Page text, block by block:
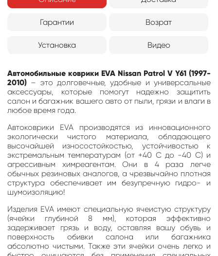
Гарантии Возрат
Установка Видео
Автомобильные коврики EVA Nissan Patrol V Y61 (1997-
2010) – это долговечные, удобные и универсальные
аксессуары, которые помогут надежно защитить
салон и багажник вашего авто от пыли, грязи и влаги в
любое время года.
Автоковрики EVA производятся из инновационного
экологически чистого материала, обладающего
высочайшей износостойкостью, устойчивостью к
экстремальным температурам (от +40 С до -40 С) и
агрессивным химреагентам. Они в 4 раза легче
обычных резиновых аналогов, а чрезвычайно плотная
структура обеспечивает им безупречную гидро- и
шумоизоляцию!
Изделия EVA имеют специальную ячеистую структуру
(ячейки глубиной 8 мм), которая эффективно
задерживает грязь и воду, оставляя вашу обувь и
поверхность обивки салона или багажника
абсолютно чистыми. Также эти ячейки очень легко и